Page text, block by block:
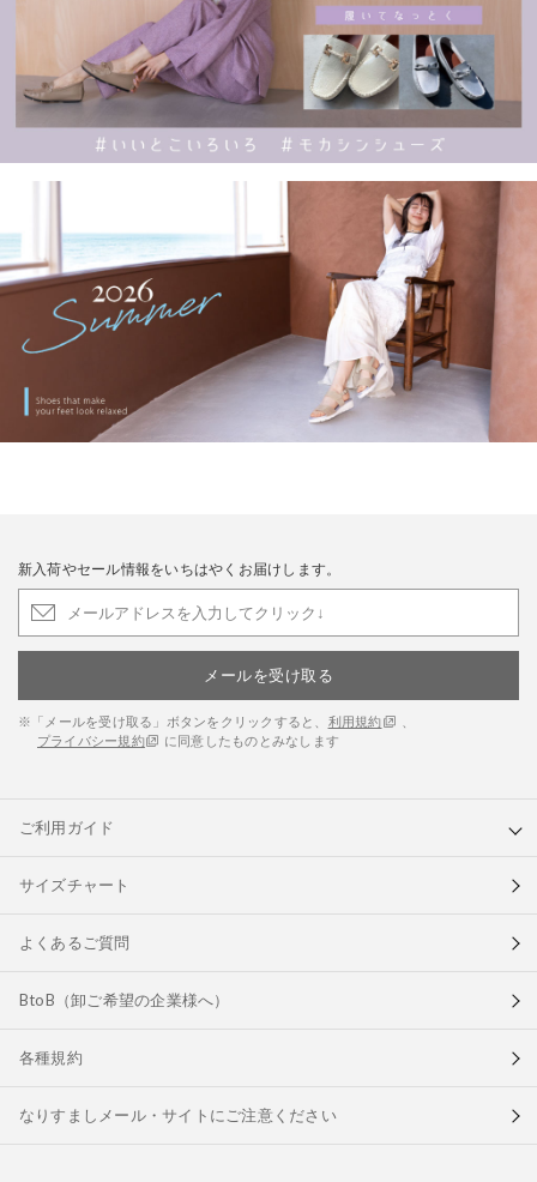
新入荷やセール情報をいちはやくお届けします。
メールを受け取る
※「メールを受け取る」ボタンをクリックすると、 利用規約
プライバシー規約
に同意したものとみなします
ご利用ガイド
サイズチャート
よくあるご質問
BtoB（卸ご希望の企業様へ）
各種規約
なりすましメール・サイトにご注意ください